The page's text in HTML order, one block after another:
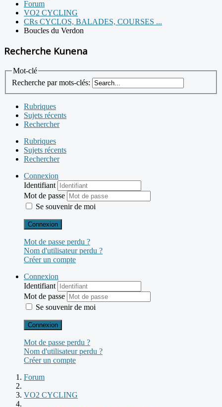
Forum
VO2 CYCLING
CRs CYCLOS, BALADES, COURSES ...
Boucles du Verdon
Recherche Kunena
Mot-clé
Recherche par mots-clés:
Rubriques
Sujets récents
Rechercher
Rubriques
Sujets récents
Rechercher
Connexion
Identifiant
Mot de passe
Se souvenir de moi
Connexion
Mot de passe perdu ?
Nom d'utilisateur perdu ?
Créer un compte
Connexion
Identifiant
Mot de passe
Se souvenir de moi
Connexion
Mot de passe perdu ?
Nom d'utilisateur perdu ?
Créer un compte
Forum
VO2 CYCLING